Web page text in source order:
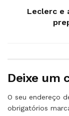
Leclerc e
Deixe um
O seu endereço
obrigatórios